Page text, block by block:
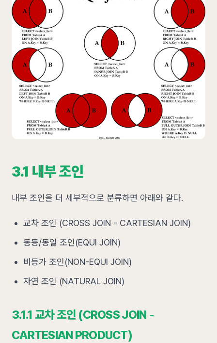
3.1 내부 조인
내부 조인을 더 세부적으로 분류하면 아래와 같다.
교차 조인 (CROSS JOIN - CARTESIAN JOIN)
동등/동일 조인(EQUI JOIN)
비등가 조인(NON-EQUI JOIN)
자연 조인 (NATURAL JOIN)
3.1.1 교차 조인 (CROSS JOIN -
CARTESIAN PRODUCT)